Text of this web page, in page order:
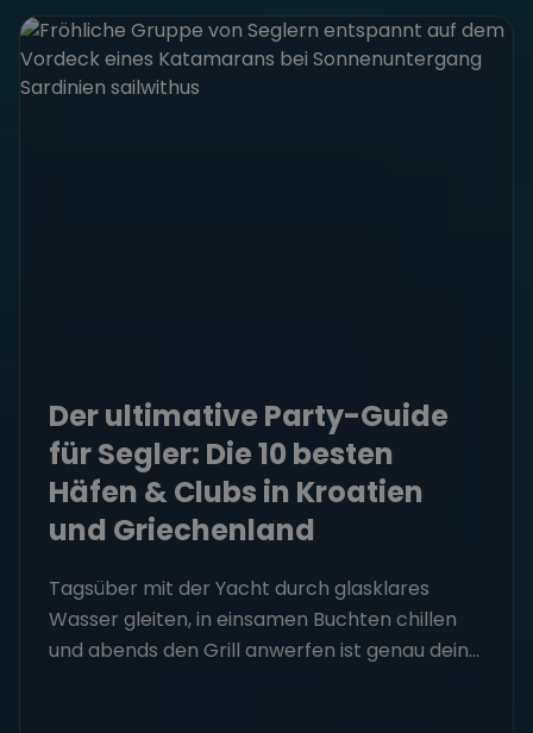
Der ultimative Party-Guide
für Segler: Die 10 besten
Häfen & Clubs in Kroatien
und Griechenland
Tagsüber mit der Yacht durch glasklares
Wasser gleiten, in einsamen Buchten chillen
und abends den Grill anwerfen ist genau dein...